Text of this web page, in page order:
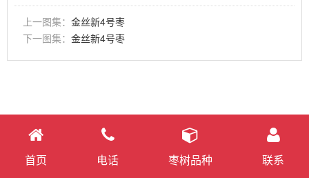
上一图集： 金丝新4号枣
下一图集： 金丝新4号枣
首页 电话 枣树品种 联系